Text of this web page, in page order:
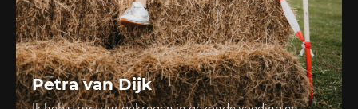
Petra van Dijk